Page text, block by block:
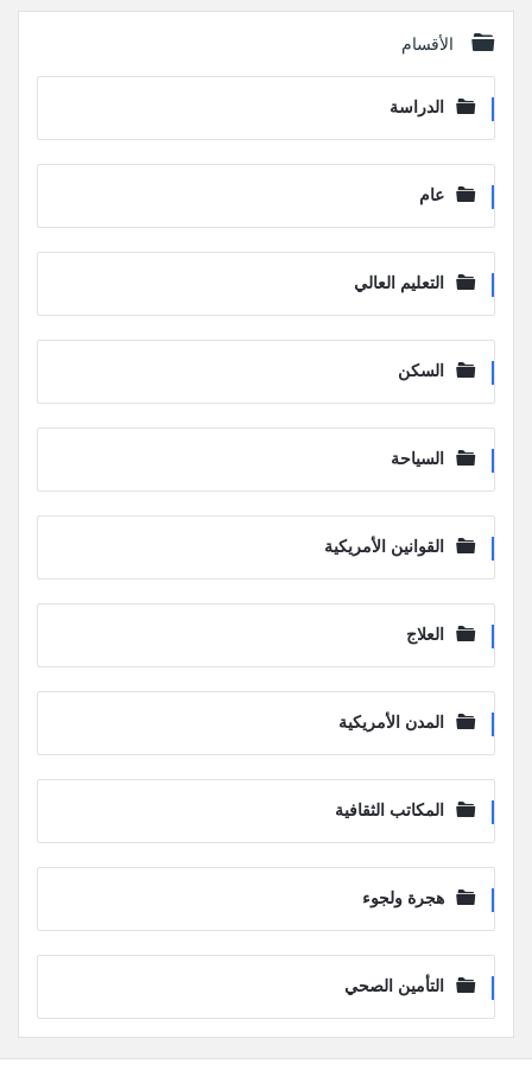
الأقسام
الدراسة
عام
التعليم العالي
السكن
السياحة
القوانين الأمريكية
العلاج
المدن الأمريكية
المكاتب الثقافية
هجرة ولجوء
التأمين الصحي